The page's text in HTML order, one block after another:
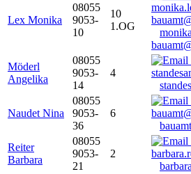
Lex Monika
08055
9053-
10
10
1.OG
Möderl
Angelika
08055
9053-
14
4
Naudet Nina
08055
9053-
36
6
Reiter
Barbara
08055
9053-
21
2